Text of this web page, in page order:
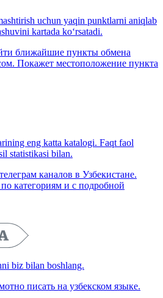
uchun yaqin punktlarni aniqlab
kartada ko‘rsatadi.
ближайшие пункты обмена
Покажет местоположение пункта
eng katta katalogi. Faqt faol
statistikasi bilan.
каналов в Узбекистане.
категориям и с подробной
biz bilan boshlang.
писать на узбекском языке.